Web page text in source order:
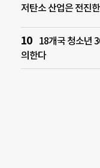
저탄소 산업은 전진
18개국 청소년
의한다